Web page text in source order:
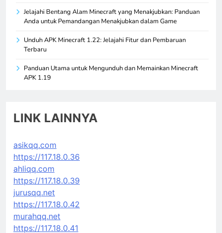
Jelajahi Bentang Alam Minecraft yang Menakjubkan: Panduan
Anda untuk Pemandangan Menakjubkan dalam Game
Unduh APK Minecraft 1.22: Jelajahi Fitur dan Pembaruan
Terbaru
Panduan Utama untuk Mengunduh dan Memainkan Minecraft
APK 1.19
LINK LAINNYA
asikqq.com
https://117.18.0.36
ahliqq.com
https://117.18.0.39
jurusqq.net
https://117.18.0.42
murahqq.net
https://117.18.0.41